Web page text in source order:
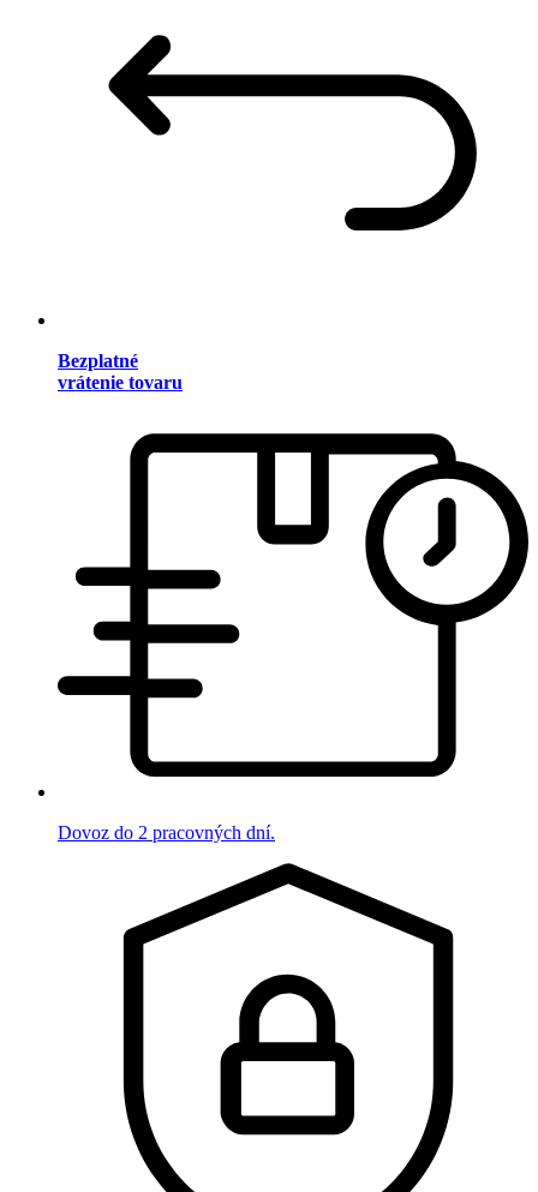
Bezplatné
vrátenie tovaru
Dovoz do 2 pracovných dní.